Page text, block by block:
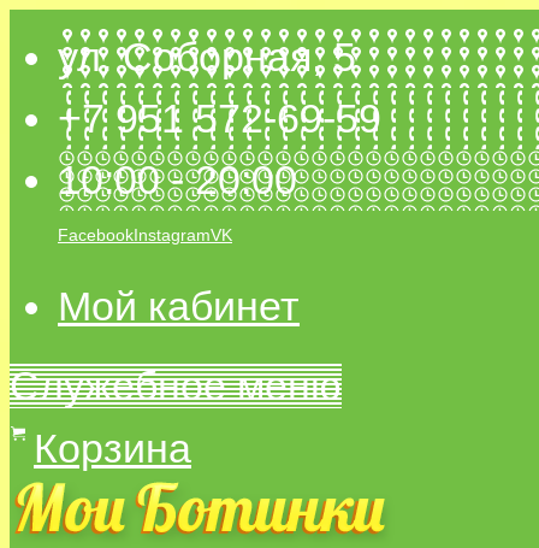
ул. Соборная, 5
+7 951 572-69-59
10:00 - 20:00
FacebookInstagramVK
Мой кабинет
Служебное меню
Корзина